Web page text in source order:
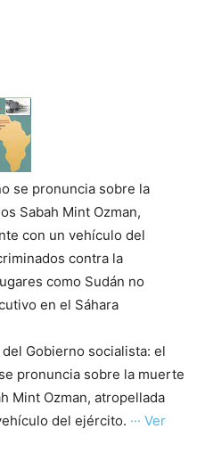
se pronuncia sobre la
Sabah Mint Ozman,
con un vehículo del
contra la
como Sudán no
en el Sáhara
Gobierno socialista: el
pronuncia sobre la muerte
Mint Ozman, atropellada
del ejército. ··· Ver